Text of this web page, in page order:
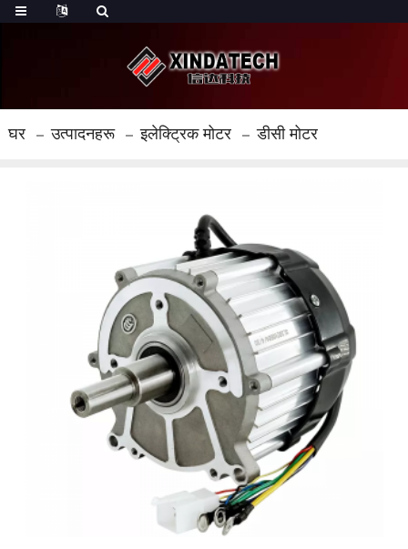
घर उत्पादनहरू इलेक्ट्रिक मोटर डीसी मोटर